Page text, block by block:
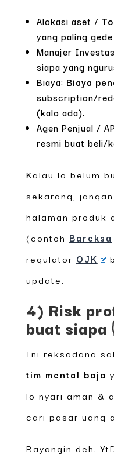
Alokasi aset /
yang paling
Manajer
siapa yang
Biaya: Biaya
subscription/
(kalo ada).
Agen Penjual /
resmi buat beli/
Kalau lo belum
sekarang,
halaman produk
(contoh Bareksa
regulator OJK
update.
4) Risk
buat siapa
Ini reksadana
tim mental baja
lo nyari aman &
cari pasar uang
Bayangin deh: